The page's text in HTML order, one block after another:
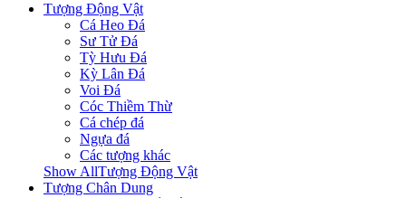
Tượng Động Vật
Cá Heo Đá
Sư Tử Đá
Tỳ Hưu Đá
Kỳ Lân Đá
Voi Đá
Cóc Thiềm Thừ
Cá chép đá
Ngựa đá
Các tượng khác
Show AllTượng Động Vật
Tượng Chân Dung